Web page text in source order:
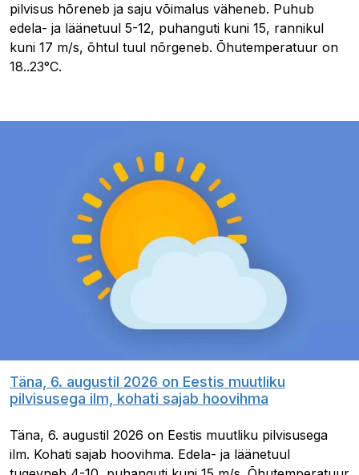
pilvisus hõreneb ja saju võimalus väheneb. Puhub
edela- ja läänetuul 5-12, puhanguti kuni 15, rannikul
kuni 17 m/s, õhtul tuul nõrgeneb. Õhutemperatuur on
18..23°C.
Täna, 6. augustil 2026 on Eestis muutliku
pilvisusega ilm, kohati sajab hoovihma
Täna, 6. augustil 2026 on Eestis muutliku pilvisusega
ilm. Kohati sajab hoovihma. Edela- ja läänetuul